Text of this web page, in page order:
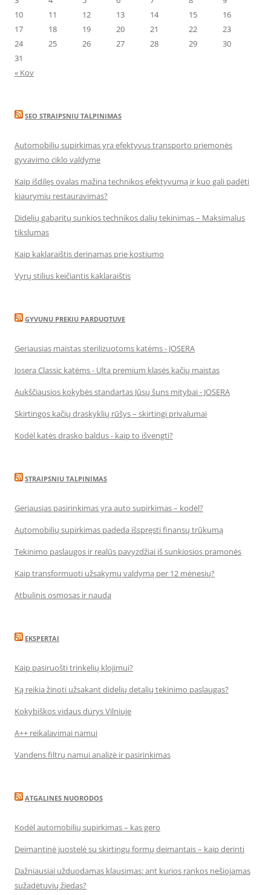
10
11 12 13 14 15
16
17
18 19 20 21 22
23
24
25 26 27 28 29
30
31
« Kov
SEO STRAIPSNIU TALPINIMAS
Automobilių supirkimas yra efektyvus transporto priemonės
gyvavimo ciklo valdyme
Kaip išdilęs ovalas mažina technikos efektyvumą ir kuo gali padėti
kiaurymių restauravimas?
Didelių gabaritų sunkios technikos dalių tekinimas – Maksimalus
tikslumas
Kaip kaklaraištis derinamas prie kostiumo
Vyrų stilius keičiantis kaklaraištis
GYVUNU PREKIU PARDUOTUVE
Geriausias maistas sterilizuotoms katėms - JOSERA
Josera Classic katėms - Ulta premium klasės kačių maistas
Aukščiausios kokybės standartas Jūsų šuns mitybai - JOSERA
Skirtingos kačių draskyklių rūšys – skirtingi privalumai
Kodėl katės drasko baldus - kaip to išvengti?
STRAIPSNIU TALPINIMAS
Geriausias pasirinkimas yra auto supirkimas – kodėl?
Automobilių supirkimas padeda išspręsti finansų trūkumą
Tekinimo paslaugos ir realūs pavyzdžiai iš sunkiosios pramonės
Kaip transformuoti užsakymų valdymą per 12 mėnesių?
Atbulinis osmosas ir nauda
EKSPERTAI
Kaip pasiruošti trinkelių klojimui?
Ką reikia žinoti užsakant didelių detalių tekinimo paslaugas?
Kokybiškos vidaus durys Vilniuje
A++ reikalavimai namui
Vandens filtrų namui analizė ir pasirinkimas
ATGALINES NUORODOS
Kodėl automobilių supirkimas – kas gero
Deimantinė juostelė su skirtingų formų deimantais – kaip derinti
Dažniausiai užduodamas klausimas: ant kurios rankos nešiojamas
sužadėtuvių žiedas?